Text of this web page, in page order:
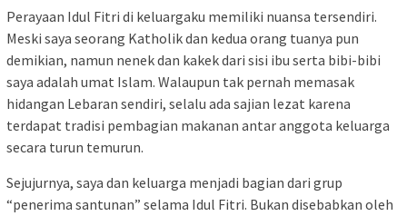
Perayaan Idul Fitri di keluargaku memiliki nuansa tersendiri.
Meski saya seorang Katholik dan kedua orang tuanya pun
demikian, namun nenek dan kakek dari sisi ibu serta bibi-bibi
saya adalah umat Islam. Walaupun tak pernah memasak
hidangan Lebaran sendiri, selalu ada sajian lezat karena
terdapat tradisi pembagian makanan antar anggota keluarga
secara turun temurun.
Sejujurnya, saya dan keluarga menjadi bagian dari grup
“penerima santunan” selama Idul Fitri. Bukan disebabkan oleh